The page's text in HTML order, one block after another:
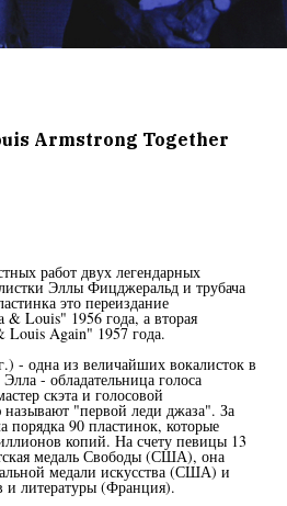
Armstrong Together
работ двух легендарных
Эллы Фицджеральд и трубача
это переиздание
Louis" 1956 года, а вторая
Louis Again" 1957 года.
- одна из величайших вокалисток в
- обладательница голоса
скэта и голосовой
"первой леди джаза". За
порядка 90 пластинок, которые
копий. На счету певицы 13
медаль Свободы (США), она
медали искусства (США) и
и литературы (Франция).